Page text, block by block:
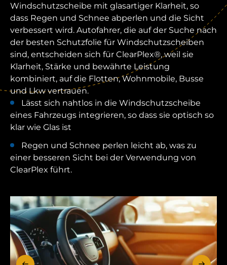
Windschutzscheibe mit glasartiger Klarheit, so
dass Regen und Schnee abperlen und die Sicht
verbessert wird. Autofahrer, die auf der Suche nach
der besten Schutzfolie für Windschutzscheiben
sind, entscheiden sich für ClearPlex®, weil sie
Klarheit, Stärke und bewährte Leistung
kombiniert, auf die Flotten, Wohnmobile, Busse
und Lkw vertrauen.
Lässt sich nahtlos in die Windschutzscheibe
eines Fahrzeugs integrieren, so dass sie optisch so
klar wie Glas ist
Regen und Schnee perlen leicht ab, was zu
einer besseren Sicht bei der Verwendung von
ClearPlex führt.